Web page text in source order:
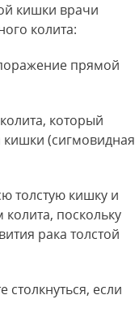
кишки врачи
колита:
прямой
который
кишки (сигмовидная
толстую кишку и
поскольку
рака толстой
если